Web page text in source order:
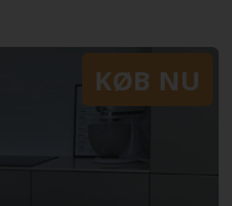
KØB NU